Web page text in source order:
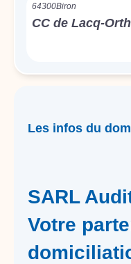
64300Biron
CC de Lacq-
Les infos du
SARL
Votre